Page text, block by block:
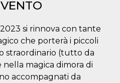
si rinnova con tante
che porterà i piccoli
straordinario (tutto da
nella magica dimora di
accompagnati da
Script.com
utiliza esta
cookie para
recordar las
preferencias de
consentimiento
de cookies de
los visitantes. Es